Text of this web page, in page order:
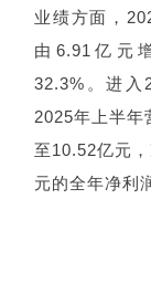
业绩方面，
由6.91亿元
32.3%。进入
2025年上半年
至10.52亿元
元的全年净利